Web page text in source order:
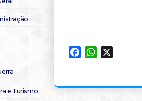
e Turismo
FacebookWhatsApp